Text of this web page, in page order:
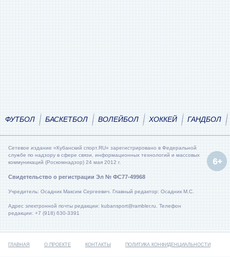
ФУТБОЛ БАСКЕТБОЛ ВОЛЕЙБОЛ ХОККЕЙ ГАНДБОЛ
Сетевое издание «Кубанский спорт.RU» зарегистрировано в Федеральной
службе по надзору в сфере связи, информационных технологий и массовых
коммуникаций (Роскомнадзор) 24 мая 2012 г.
Свидетельство о регистрации Эл № ФС77-49968
Учредитель: Осадник Максим Сергеевич. Главный редактор: Осадник М.С.
Адрес электронной почты редакции: kubansport@rambler.ru. Телефон
редакции: +7 (918) 630-3391
ГЛАВНАЯ О ПРОЕКТЕ КОНТАКТЫ ПОЛИТИКА КОНФИДЕНЦИАЛЬНОСТИ